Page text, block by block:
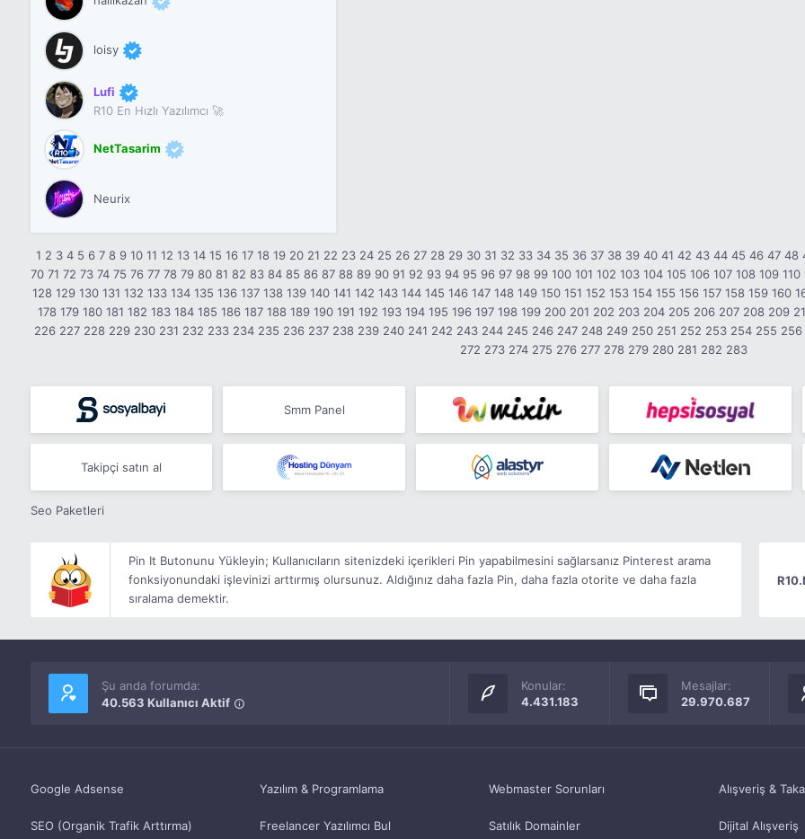
loisy
Lufi
R10 En Hızlı Yazılımcı 🚀
NetTasarim
Neurix
1 2 3 4 5 6 7 8 9 10 11 12 13 14 15 16 17 18 19 20 21 22 23 24 25 26 27 28 29 30 31 32 33 34 35 36 37 38 39 40 41 42 43 44 45 46 47 48
70 71 72 73 74 75 76 77 78 79 80 81 82 83 84 85 86 87 88 89 90 91 92 93 94 95 96 97 98 99 100 101 102 103 104 105 106 107 108 109 110
128 129 130 131 132 133 134 135 136 137 138 139 140 141 142 143 144 145 146 147 148 149 150 151 152 153 154 155 156 157 158 159 160
178 179 180 181 182 183 184 185 186 187 188 189 190 191 192 193 194 195 196 197 198 199 200 201 202 203 204 205 206 207 208 209
226 227 228 229 230 231 232 233 234 235 236 237 238 239 240 241 242 243 244 245 246 247 248 249 250 251 252 253 254 255 256
272 273 274 275 276 277 278 279 280 281 282 283
Smm Panel
Takipçi satın al
Seo Paketleri
Pin It Butonunu Yükleyin; Kullanıcıların sitenizdeki içerikleri Pin yapabilmesini sağlarsanız Pinterest arama
fonksiyonundaki işlevinizi arttırmış olursunuz. Aldığınız daha fazla Pin, daha fazla otorite ve daha fazla
sıralama demektir.
Şu anda forumda:
40.563 Kullanıcı Aktif
Konular:
4.431.183
Mesajlar:
29.970.687
Google Adsense
SEO (Organik Trafik Arttırma)
Yazılım & Programlama
Freelancer Yazılımcı Bul
Webmaster Sorunları
Satılık Domainler
Alışveriş &
Dijital Alışveriş